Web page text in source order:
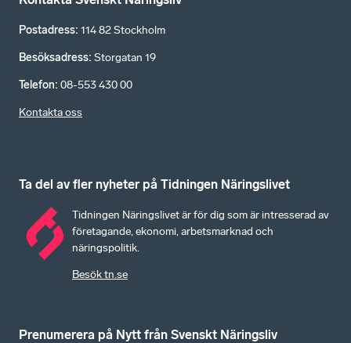
Postadress: 114 82 Stockholm
Besöksadress: Storgatan 19
Telefon: 08-553 430 00
Kontakta oss
Ta del av fler nyheter på Tidningen Näringslivet
Tidningen Näringslivet är för dig som är intresserad av
företagande, ekonomi, arbetsmarknad och
näringspolitik.
Besök tn.se
Prenumerera på Nytt från Svenskt Näringsliv